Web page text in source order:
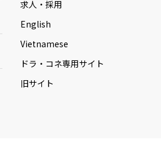
求人・採用
English
Vietnamese
ドラ・コネ専用サイト
旧サイト